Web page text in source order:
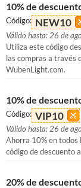
10% de
Código: NEW10
Válido hasta: 26 de
Utiliza este código
las compras a través
WubenLight.com.
10% de
Código: VIP10
Válido hasta: 26 de
Ahorra 10% en todos
código de descuento
20% de